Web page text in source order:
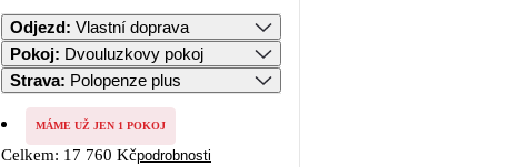
Odjezd: Vlastní doprava
Pokoj: Dvouluzkovy pokoj
Strava: Polopenze plus
MÁME UŽ JEN 1 POKOJ
Celkem: 17 760 Kčpodrobnosti